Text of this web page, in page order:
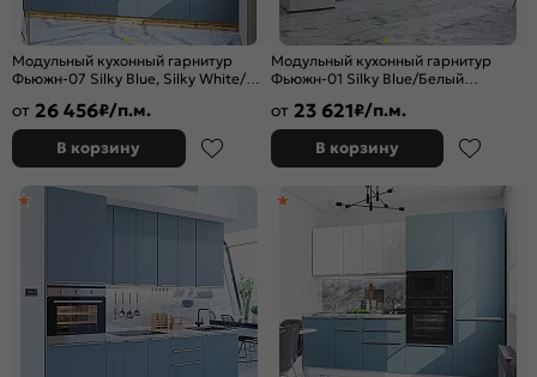
Модульный кухонный гарнитур
Фьюжн-07 Silky Blue, Silky White/
от 26 456₽/п.м.
В корзину
Модульный кухонный гарнитур
Фьюжн-01 Silky Blue/Белый
от 23 621₽/п.м.
В корзину